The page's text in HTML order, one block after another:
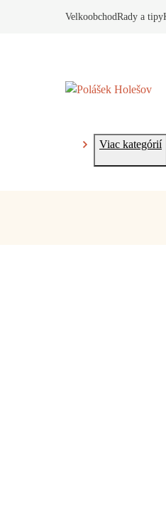
VelkoobchodRady a tipy
Viac kategórií